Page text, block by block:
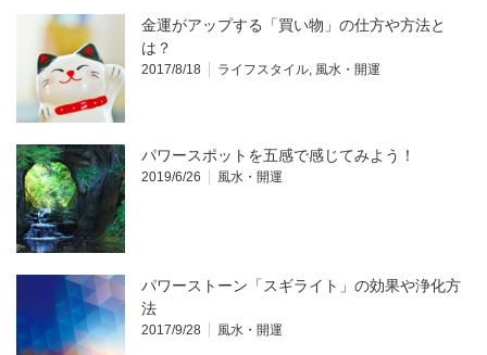
金運がアップする「買い物」の仕方や方法と
は？
2017/8/18 ライフスタイル, 風水・開運
パワースポットを五感で感じてみよう！
2019/6/26 風水・開運
パワーストーン「スギライト」の効果や浄化方
法
2017/9/28 風水・開運